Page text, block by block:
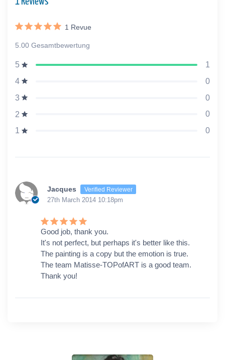
1 Revue
5.00 Gesamtbewertung
5
1
4
0
3
0
2
0
1
0
Jacques Verified Reviewer
27th March 2014 10:18pm
Good job, thank you.
It's not perfect, but perhaps it's better like this.
The painting is a copy but the emotion is true.
The team Matisse-TOPofART is a good team.
Thank you!